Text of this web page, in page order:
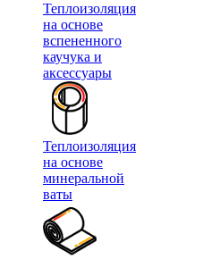
Теплоизоляция
на основе
вспененного
каучука и
аксессуары
Теплоизоляция
на основе
минеральной
ваты